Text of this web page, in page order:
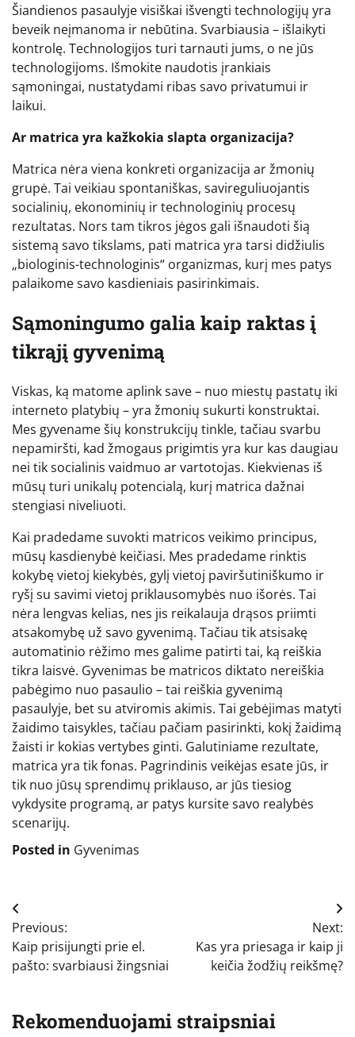
Šiandienos pasaulyje visiškai išvengti technologijų yra
beveik neįmanoma ir nebūtina. Svarbiausia – išlaikyti
kontrolę. Technologijos turi tarnauti jums, o ne jūs
technologijoms. Išmokite naudotis įrankiais
sąmoningai, nustatydami ribas savo privatumui ir
laikui.
Ar matrica yra kažkokia slapta organizacija?
Matrica nėra viena konkreti organizacija ar žmonių
grupė. Tai veikiau spontaniškas, savireguliuojantis
socialinių, ekonominių ir technologinių procesų
rezultatas. Nors tam tikros jėgos gali išnaudoti šią
sistemą savo tikslams, pati matrica yra tarsi didžiulis
„biologinis-technologinis“ organizmas, kurį mes patys
palaikome savo kasdieniais pasirinkimais.
Sąmoningumo galia kaip raktas į
tikrąjį gyvenimą
Viskas, ką matome aplink save – nuo miestų pastatų iki
interneto platybių – yra žmonių sukurti konstruktai.
Mes gyvename šių konstrukcijų tinkle, tačiau svarbu
nepamiršti, kad žmogaus prigimtis yra kur kas daugiau
nei tik socialinis vaidmuo ar vartotojas. Kiekvienas iš
mūsų turi unikalų potencialą, kurį matrica dažnai
stengiasi niveliuoti.
Kai pradedame suvokti matricos veikimo principus,
mūsų kasdienybė keičiasi. Mes pradedame rinktis
kokybę vietoj kiekybės, gylį vietoj paviršutiniškumo ir
ryšį su savimi vietoj priklausomybės nuo išorės. Tai
nėra lengvas kelias, nes jis reikalauja drąsos priimti
atsakomybę už savo gyvenimą. Tačiau tik atsisakę
automatinio rėžimo mes galime patirti tai, ką reiškia
tikra laisvė. Gyvenimas be matricos diktato nereiškia
pabėgimo nuo pasaulio – tai reiškia gyvenimą
pasaulyje, bet su atviromis akimis. Tai gebėjimas matyti
žaidimo taisykles, tačiau pačiam pasirinkti, kokį žaidimą
žaisti ir kokias vertybes ginti. Galutiniame rezultate,
matrica yra tik fonas. Pagrindinis veikėjas esate jūs, ir
tik nuo jūsų sprendimų priklauso, ar jūs tiesiog
vykdysite programą, ar patys kursite savo realybės
scenarijų.
Posted in Gyvenimas
Navigacija
tarp
įrašų
Previous:
Kaip prisijungti prie el.
pašto: svarbiausi žingsniai
Next:
Kas yra priesaga ir kaip ji
keičia žodžių reikšmę?
Rekomenduojami straipsniai